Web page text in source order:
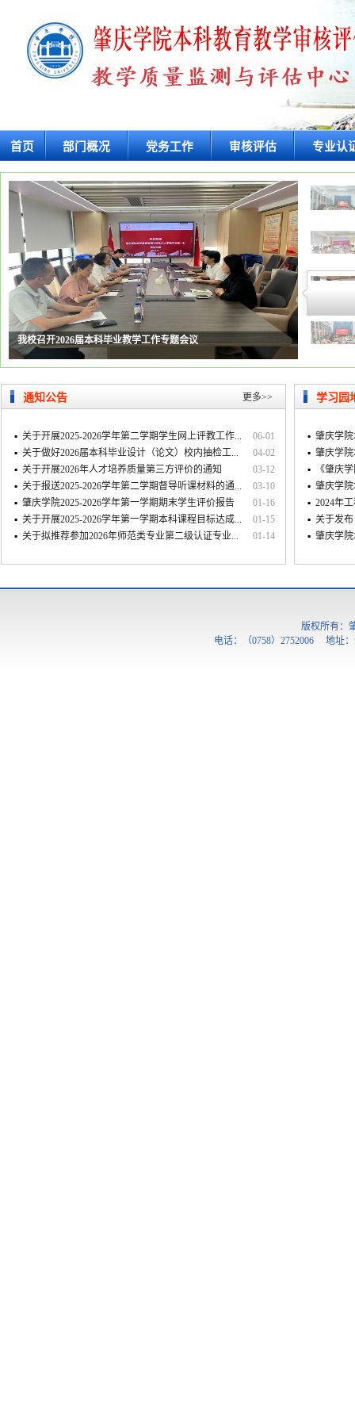
首页 部门概况 党务工作 审核评估 专业认
我校召开2026届本科毕业教学工作专题会议
通知公告 更多>>
▪ 关于开展2025-2026学年第二学期学生网上评教工作...
06-01
▪ 关于做好2026届本科毕业设计（论文）校内抽检工...
04-02
▪ 关于开展2026年人才培养质量第三方评价的通知
03-12
▪ 关于报送2025-2026学年第二学期督导听课材料的通...
03-10
▪ 肇庆学院2025-2026学年第一学期期末学生评价报告
01-16
▪ 关于开展2025-2026学年第一学期本科课程目标达成...
01-15
▪ 关于拟推荐参加2026年师范类专业第二级认证专业... 01-14
学习园
▪ 肇庆学
▪ 肇庆学
▪
《肇庆
▪ 肇庆学
▪ 2024年
▪ 关于发
▪ 肇庆学
版权所有：
电话：（0758）2752006 地址